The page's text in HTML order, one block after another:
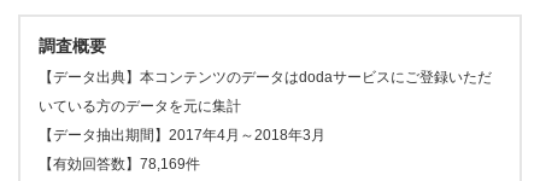
調査概要
【データ出典】本コンテンツのデータはdodaサービスにご登録いただ
いている方のデータを元に集計
【データ抽出期間】2017年4月～2018年3月
【有効回答数】78,169件